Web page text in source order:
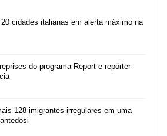
cidades italianas em alerta máximo na
do programa Report e repórter
128 imigrantes irregulares em uma